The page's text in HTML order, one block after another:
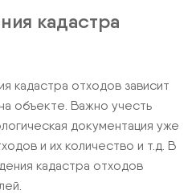
кадастра
кадастра отходов зависит
объекте. Важно учесть
документация уже
и их количество и т.д. В
кадастра отходов